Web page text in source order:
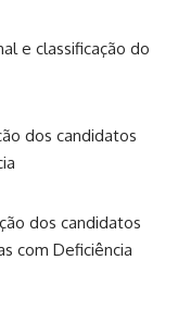
e classificação do
dos candidatos
dos candidatos
com Deficiência